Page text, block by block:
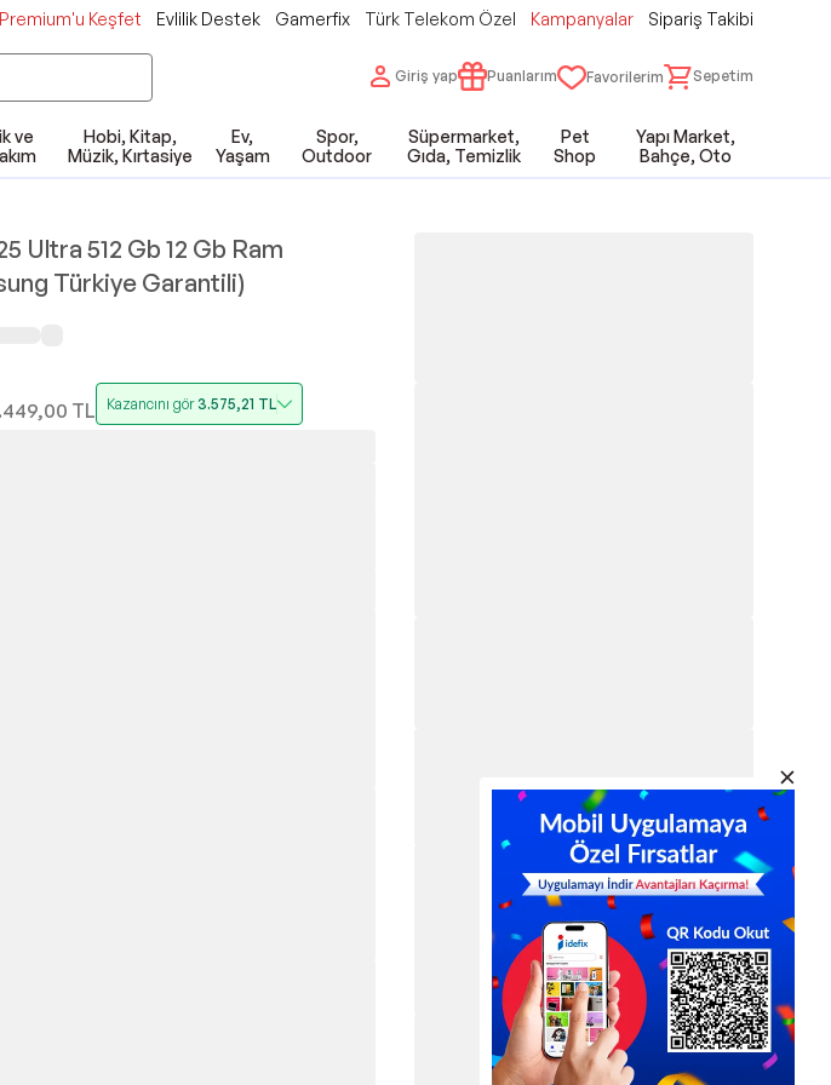
Premium'u Keşfet Evlilik Destek Gamerfix Türk Telekom Özel Kampanyalar Sipariş Takibi
Giriş yap Puanlarım Favorilerim Sepetim
ve
Hobi, Kitap,
Müzik, Kırtasiye
Ev,
Yaşam
Spor,
Outdoor
Süpermarket,
Gıda, Temizlik
Pet
Shop
Yapı Market,
Bahçe, Oto
Ultra 512 Gb 12 Gb Ram
Türkiye Garantili)
TL Kazancını gör3.575,21 TL